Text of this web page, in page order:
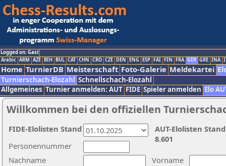
Logged on: Gast
Arabic ARM AZE BIH BUL CAT CHN CRO CZE DEN ENG ESP FAI FIN FRA GER GRE INA
Home TurnierDB Meisterschaft Foto-Galerie Meldekartei
Turnierschach-Elozahl Schnellschach-Elozahl
Allgemeines Turnier anmelden: AUT FIDE Spieler anmelden Elo
Willkommen bei den offiziellen
Nachname
Vorname
Personennummer
AUT-Elolisten
8.601
FIDE-Elolisten Stand